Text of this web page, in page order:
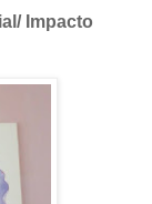
Impacto